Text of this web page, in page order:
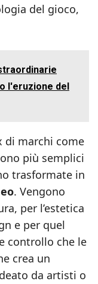
del gioco,
l'eruzione del
di marchi come
più semplici
trasformate in
. Vengono
per l’estetica
e per quel
controllo che le
crea un
da artisti o